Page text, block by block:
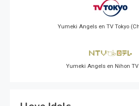
Yumeki Angels en TV Tokyo
Yumeki Angels en Nihon TV